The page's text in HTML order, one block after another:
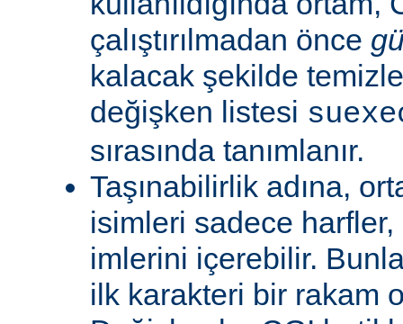
çalıştırılmadan önce
kalacak şekilde
değişken listesi
sırasında tanımlanır.
Taşınabilirlik adına,
isimleri sadece
imlerini içerebilir.
ilk karakteri bir rakam